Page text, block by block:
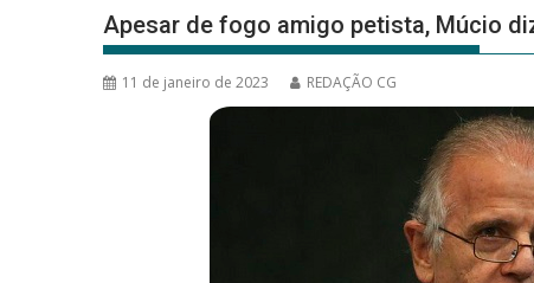
Apesar de fogo amigo petista, Múcio
11 de janeiro de 2023 REDAÇÃO CG